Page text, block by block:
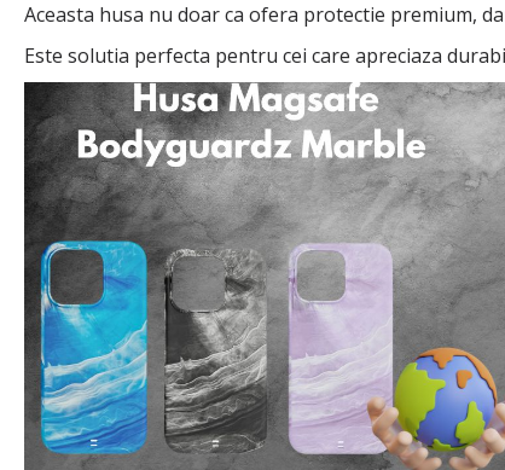
Aceasta husa nu doar ca ofera protectie premium,
Este solutia perfecta pentru cei care apreciaza